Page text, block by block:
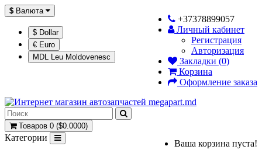
$ Валюта
$ Dollar
€ Euro
MDL Leu Moldovenesc
+37378899057
Личный кабинет
Регистрация
Авторизация
Закладки (0)
Корзина
Оформление заказа
Товаров 0 ($0.0000)
Ваша корзина пуста!
Категории